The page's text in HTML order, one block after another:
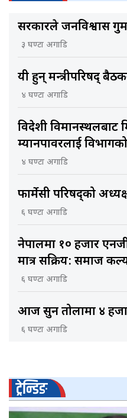
सरकारले जनविश्वास
३ घण्टा अगाडि
यी हुन् मन्त्रीपरिषद्
४ घण्टा अगाडि
विदेशी विमानस्थलबाट
म्यानपावरलाई
४ घण्टा अगाडि
फार्मेसी परिषद्को
६ घण्टा अगाडि
नेपालमा १० हजार
मात्र सक्रिय: समाज
६ घण्टा अगाडि
आज सुन तोलामा ४
६ घण्टा अगाडि
ट्रेन्डिङ